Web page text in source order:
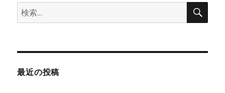
検
索:
検
最近の投稿